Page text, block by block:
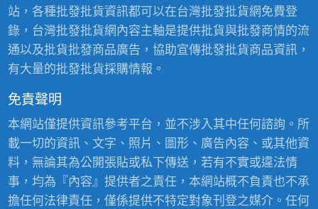
站，各種批發批貨資訊都可以在台灣批發批貨網免費登
錄，台灣批發批貨網內容主軸是提供批貨與批發商情的流
通以及批貨批發商品廣告，協助宣傳批發批貨商品資訊，
有大量的批發批貨採購情報。
免責聲明
本網站僅提供資訊參考平台，並不涉入其中任何諮詢。所
載一切的資訊、文字、照片、圖形、廣告內容、或其他資
料，無論其為公開張貼或私下傳送，若有不實或違法情
事，均為『內容』提供者之責任，本網站概不負責也不承
擔任何法律責任，僅係提供不特定對象刊登之媒介。任何